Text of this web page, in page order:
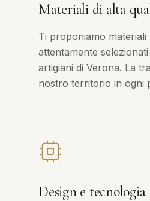
Materiali di alta
Ti proponiamo materiali
attentamente
artigiani di Verona. La
nostro territorio in ogni
Design e tecnologia